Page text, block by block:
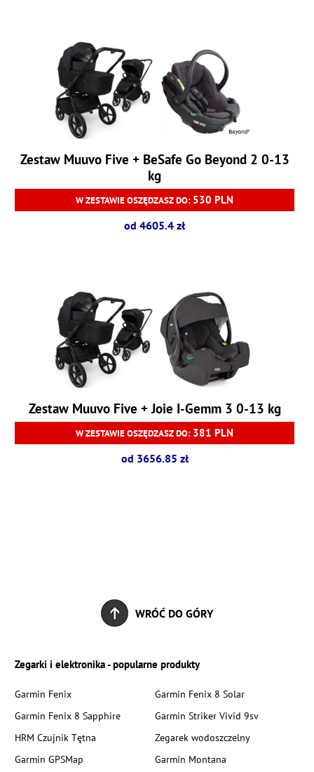
Zestaw Muuvo Five + BeSafe Go Beyond 2 0-13
kg
W ZESTAWIE OSZĘDZASZ DO: 530 PLN
od 4605.4 zł
Zestaw Muuvo Five + Joie I-Gemm 3 0-13 kg
W ZESTAWIE OSZĘDZASZ DO: 381 PLN
od 3656.85 zł
WRÓĆ DO GÓRY
Zegarki i elektronika - popularne produkty
Garmin Fenix
Garmin Fenix 8 Solar
Garmin Fenix 8 Sapphire
Garmin Striker Vivid 9sv
HRM Czujnik Tętna
Zegarek wodoszczelny
Garmin GPSMap
Garmin Montana